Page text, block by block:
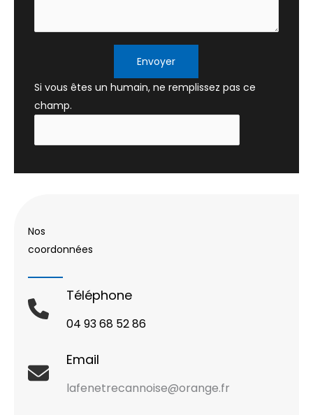
Envoyer
Si vous êtes un humain, ne remplissez pas ce
champ.
Nos
coordonnées
Téléphone
04 93 68 52 86
Email
lafenetrecannoise@orange.fr